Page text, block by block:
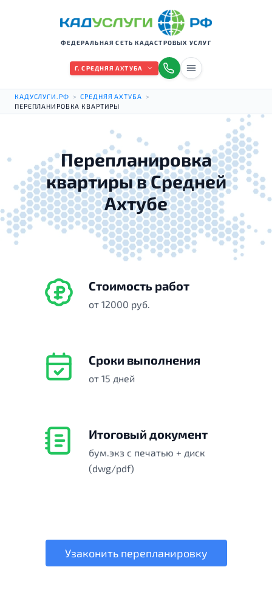
ФЕДЕРАЛЬНАЯ СЕТЬ КАДАСТРОВЫХ УСЛУГ
Г. СРЕДНЯЯ АХТУБА
КАДУСЛУГИ.РФ > СРЕДНЯЯ АХТУБА
>
ПЕРЕПЛАНИРОВКА КВАРТИРЫ
Перепланировка
квартиры в Средней
Ахтубе
Стоимость работ
от 12000 руб.
Сроки выполнения
от 15 дней
Итоговый документ
бум.экз с печатью + диск
(dwg/pdf)
Узаконить перепланировку